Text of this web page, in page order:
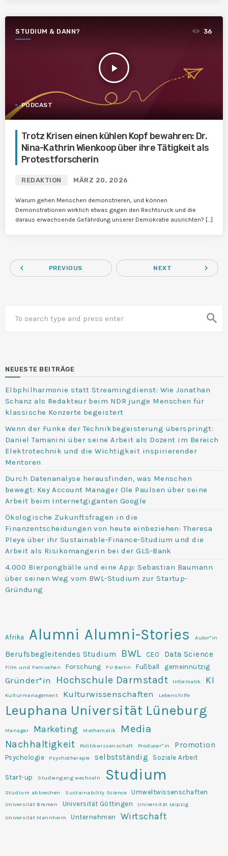
STUDIUM & DANN?
play_arrow
36
PODCAST
Trotz Krisen einen kühlen Kopf bewahren: Dr.
Nina-Kathrin Wienkoop über ihre Tätigkeit als
Protestforscherin
REDAKTION MÄRZ 20, 2026
Warum gehen Menschen demonstrieren, und können
Demonstrationen wirklich etwas gegen den Rechtsruck und die
daraus erwachsende Gefährdung unserer Demokratie ausrichten? […]
navigate_before PREVIOUS NEXT navigate_next
search
NEUESTE BEITRÄGE
Elbphilharmonie statt Streamingdienst: Wie Jonathan
Schanz als Redakteur beim NDR junge Menschen für
klassische Konzerte begeistert
Wenn der Funke der Technikbegeisterung überspringt:
Daniel Tamanini über seine Arbeit als Dozent im Bereich
Elektrotechnik und die Wichtigkeit inspirierender
Mentoren
Durch Datenanalyse herausfinden, was Menschen
bewegt: Key Account Manager Ole Paulsen über seine
Arbeit beim Internetgiganten Google
Ökologische Zukunftsfragen in die
Finanzentscheidungen von heute einbeziehen: Theresa
Pleye über ihr Sustainable-Finance-Studium und die
Arbeit als Risikomangerin bei der GLS-Bank
4.000 Bierpongbälle und eine App: Sebastian Baumann
über seinen Weg vom BWL-Studium zur Startup-
Gründung
Afrika Alumni Alumni-Stories Autor*in
Berufsbegleitendes Studium BWL CEO Data Science
Film und Fernsehen Forschung FU Berlin Fußball gemeinnützig
Gründer*in Hochschule Darmstadt Informatik KI
Kulturmanagement Kulturwissenschaften Lebenshilfe
Leuphana Universität Lüneburg
Manager Marketing Mathematik Media
Nachhaltigkeit Politikwissenschaft Producer*in Promotion
Psychologie Psychotherapie selbstständig Soziale Arbeit
Start-up Studiengang wechseln Studium
Studium abbrechen Sustainability Science Umweltwissenschaften
Universität Bremen Universität Göttingen
Universität Leipzig
Universität Mannheim
Unternehmen Wirtschaft